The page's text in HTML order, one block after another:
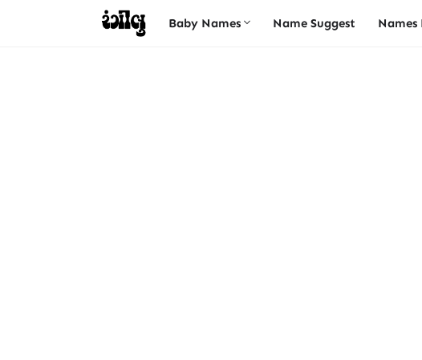
Baby Names Name Suggest Names